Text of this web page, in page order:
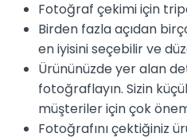
Fotoğraf çekimi için
Birden fazla açıdan
en iyisini seçebilir ve
Ürününüzde yer alan
fotoğraflayın. Sizin
müşteriler için çok
Fotoğrafını çektiğiniz